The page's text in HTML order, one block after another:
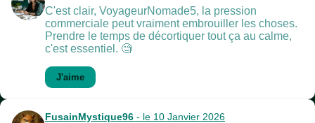
C'est clair, VoyageurNomade5, la pression
commerciale peut vraiment embrouiller les choses.
Prendre le temps de décortiquer tout ça au calme,
c'est essentiel. 🧐
J'aime
FusainMystique96 - le 10 Janvier 2026